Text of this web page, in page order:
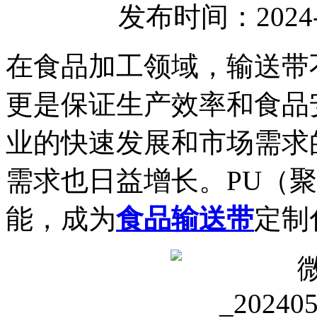
发布时间：
在食品加工领域，输送
更是保证生产效率和食
业的快速发展和市场需
需求也日益增长。PU（
能，成为食品输送带定